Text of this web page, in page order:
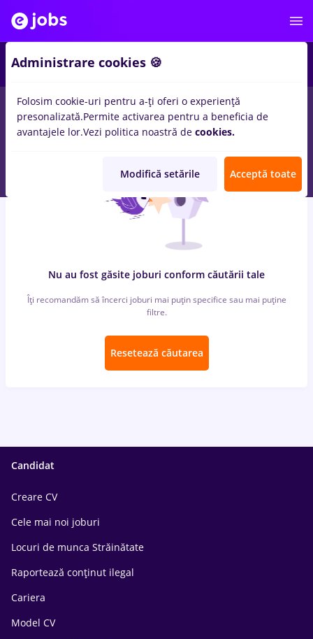
locuri de muncaweb, Full timeinStrainatatepentru
Entry-Level (< 2 ani)inMarketing, Medicina / Sanatate
Nu au fost găsite joburi conform căutării tale
Îți recomandăm să încerci joburi mai puțin specifice sau mai puține
filtre.
Resetează căutarea
Candidat
Creare CV
Cele mai noi joburi
Locuri de munca Străinătate
Raportează conținut ilegal
Cariera
Model CV
Administrare cookies 🍪
Folosim cookie-uri pentru a-ți oferi o experiență
presonalizată.Permite activarea pentru a beneficia de
avantajele lor.Vezi politica noastră de cookies.
Modifică setările Acceptă toate